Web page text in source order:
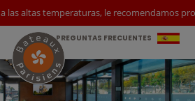
altas temperaturas, le recomendamos
PREGUNTAS FRECUENTES